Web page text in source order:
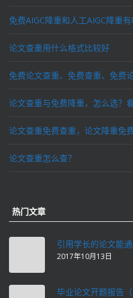
免费AIGC降重和人工AIGC降重有
论文查重用什么格式比较好
论文查重与免费降重，怎么选？
论文查重怎么查？
热门文章
引用学长的论文能
2017年10月13日
毕业论文开题报告（